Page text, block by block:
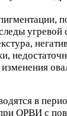
угревой
в
ОРВИ с